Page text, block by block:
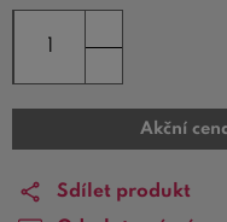
Akční
Sdílet produkt